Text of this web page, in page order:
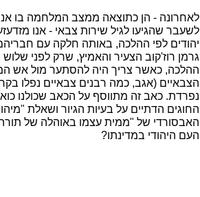
לאחרונה - הן כתוצאה ממצב המלחמה בו
לשעבר שהגיעו לגיל שירות צבאי - אנו
יהודים לפי ההלכה, באותה חלקה עם
גרמן רוז'קוב הצעיר והאמיץ, שרק לפני
ההלכה, כאשר צריך היה להסתער מול אש
הצבאיים (אגב, כמה רבנים צבאיים נפלו
נפרדת. כאב זה מתווסף על הכאב שכולנו
החוגים הדתיים על בעיות הגיור ושאלת
האבסורדי של "ממית עצמו באוהלה של תורה"
העם היהודי במדינתו?